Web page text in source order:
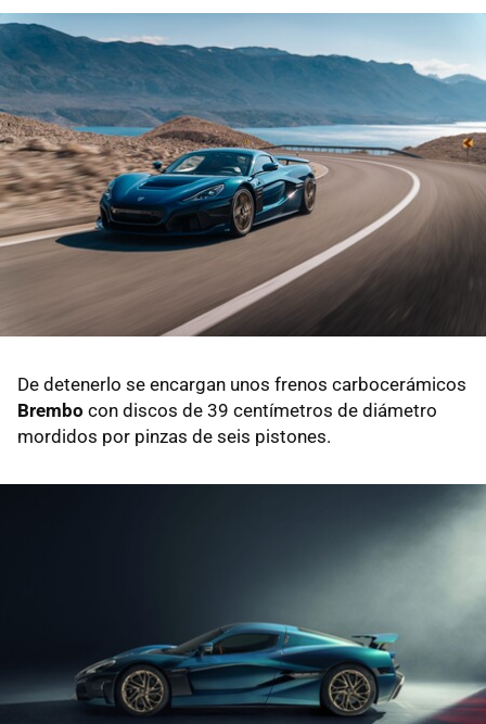
De detenerlo se encargan unos frenos carbocerámicos
Brembo con discos de 39 centímetros de diámetro
mordidos por pinzas de seis pistones.